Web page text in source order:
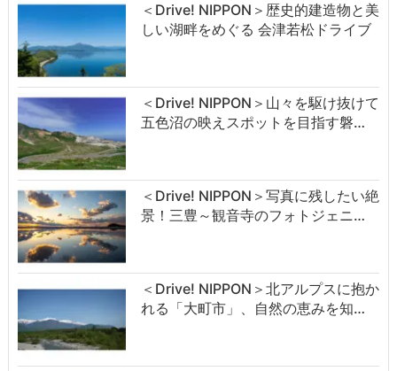
＜Drive! NIPPON＞歴史的建造物と美
しい湖畔をめぐる 会津若松ドライブ
＜Drive! NIPPON＞山々を駆け抜けて
五色沼の映えスポットを目指す磐…
＜Drive! NIPPON＞写真に残したい絶
景！三豊～観音寺のフォトジェニ…
＜Drive! NIPPON＞北アルプスに抱か
れる「大町市」、自然の恵みを知…